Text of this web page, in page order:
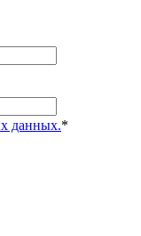
данных.*